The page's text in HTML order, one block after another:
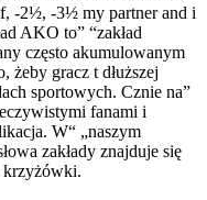
-2½, -3½ my partner and i
AKO to” “zakład
często akumulowanym
żeby gracz t dłuższej
sportowych. Cznie na”
fanami i
W“ „naszym
zakłady znajduje się
krzyżówki.